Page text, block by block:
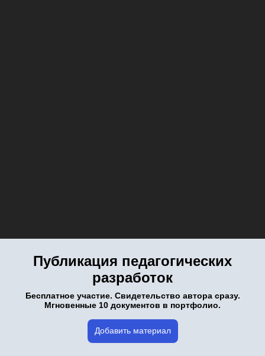
Публикация педагогических
разработок
Бесплатное участие. Свидетельство автора сразу.
Мгновенные 10 документов в портфолио.
Добавить материал